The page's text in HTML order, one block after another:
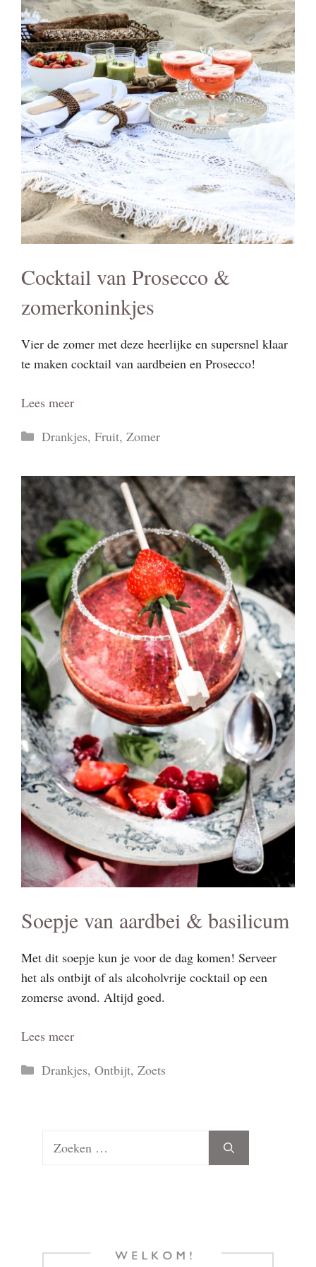
Cocktail van Prosecco &
zomerkoninkjes
Vier de zomer met deze heerlijke en supersnel klaar
te maken cocktail van aardbeien en Prosecco!
Lees meer
Categorieën
Drankjes, Fruit, Zomer
Soepje van aardbei & basilicum
Met dit soepje kun je voor de dag komen! Serveer
het als ontbijt of als alcoholvrije cocktail op een
zomerse avond. Altijd goed.
Lees meer
Categorieën
Drankjes, Ontbijt, Zoets
Zoek